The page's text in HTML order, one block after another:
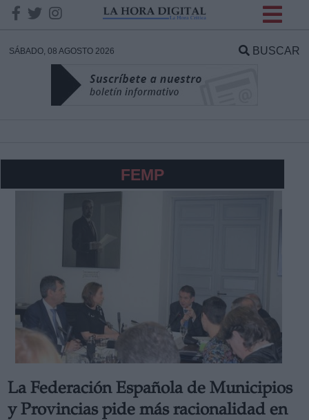
SÁBADO, 08 AGOSTO 2026 BUSCAR
FEMP
La Federación Española de Municipios
y Provincias pide más racionalidad en
DATOS
Responsable:
Datos tratados:
Destinatarios:
Derechos: